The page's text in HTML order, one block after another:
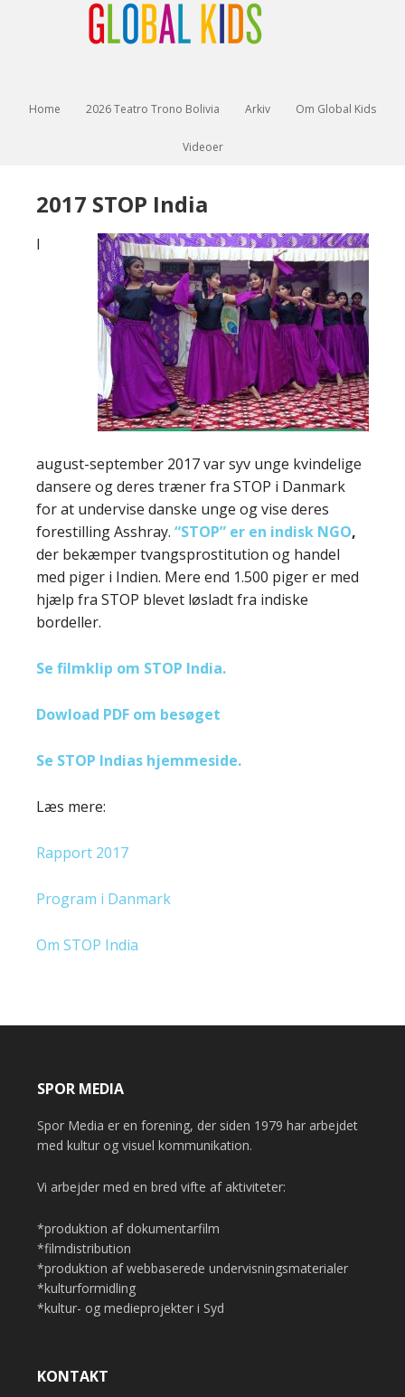
Home 2026 Teatro Trono Bolivia Arkiv Om Global Kids
Videoer
2017 STOP India
I
august-september 2017 var syv unge kvindelige
dansere og deres træner fra STOP i Danmark
for at undervise danske unge og vise deres
forestilling Asshray. “STOP” er en indisk NGO,
der bekæmper tvangsprostitution og handel
med piger i Indien. Mere end 1.500 piger er med
hjælp fra STOP blevet løsladt fra indiske
bordeller.
Se filmklip om STOP India.
Dowload PDF om besøget
Se STOP Indias hjemmeside.
Læs mere:
Rapport 2017
Program i Danmark
Om STOP India
SPOR MEDIA
Spor Media er en forening, der siden 1979 har arbejdet
med kultur og visuel kommunikation.
Vi arbejder med en bred vifte af aktiviteter:
*produktion af dokumentarfilm
*filmdistribution
*produktion af webbaserede undervisningsmaterialer
*kulturformidling
*kultur- og medieprojekter i Syd
KONTAKT